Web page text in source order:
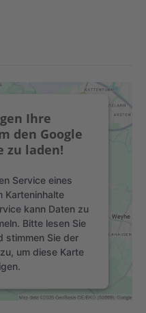
Ihre
den Google
zu laden!
Service eines
Karteninhalte
kann Daten zu
Bitte lesen Sie
stimmen Sie der
um diese Karte